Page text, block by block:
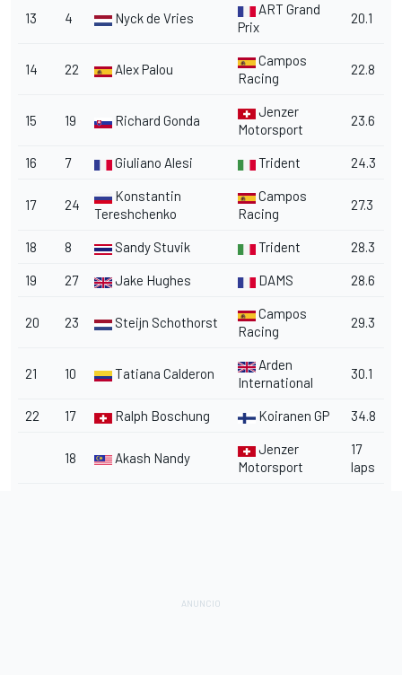
13 4 Nyck de Vries
ART Grand
Prix
20.1
14 22 Alex Palou
Campos
Racing
22.8
15 19 Richard Gonda
Jenzer
Motorsport
23.6
16 7 Giuliano Alesi Trident 24.3
17 24
Konstantin
Tereshchenko
Campos
Racing
27.3
18 8 Sandy Stuvik Trident 28.3
19 27 Jake Hughes DAMS 28.6
20 23 Steijn Schothorst
Campos
Racing
29.3
21 10 Tatiana Calderon
Arden
International
30.1
22 17 Ralph Boschung Koiranen GP 34.8
18 Akash Nandy
Jenzer
Motorsport
17
laps